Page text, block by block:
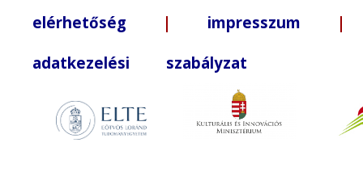
elérhetőség | impresszum |
adatkezelési szabályzat